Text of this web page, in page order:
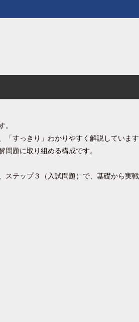
。
すっきり」わかりやすく解説しています
題に取り組める構成です。
ステップ３（入試問題）で、基礎から実